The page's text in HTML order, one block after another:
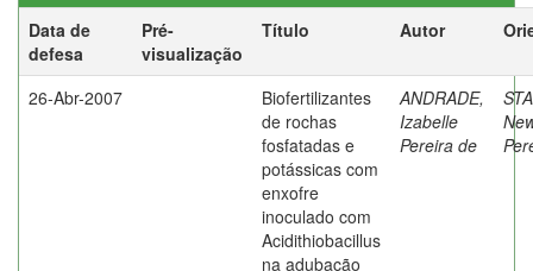
Data de
defesa
Pré-
visualização
Título Autor
26-Abr-2007
Biofertilizantes
de rochas
fosfatadas e
potássicas com
enxofre
inoculado com
Acidithiobacillus
na adubação
ANDRADE,
Izabelle
Pereira de